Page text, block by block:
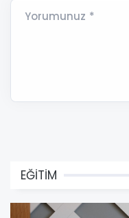
Yorumunuz *
EĞİTİM